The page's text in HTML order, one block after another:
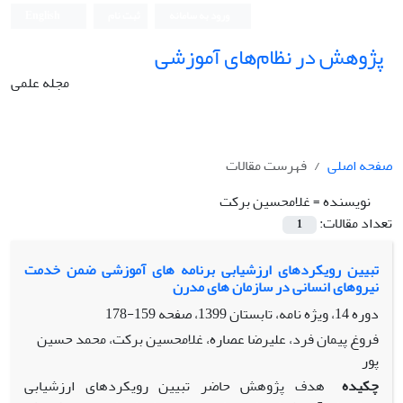
پژوهش در نظام‌های آموزشی
مجله علمی
صفحه اصلی
فهرست مقالات
نویسنده =غلامحسین برکت
تعداد مقالات:
1
تبیین رویکردهای ارزشیابی برنامه‌ های آموزشی ضمن خدمت
نیروهای انسانی در سازمان های مدرن
دوره 14، ویژه نامه، تابستان 1399، صفحه
159-178
فروغ پیمان فرد، علیرضا عصاره، غلامحسین برکت، محمد حسین
پور
چکیده
هدف پژوهش حاضر تبیین رویکردهای ارزشیابی